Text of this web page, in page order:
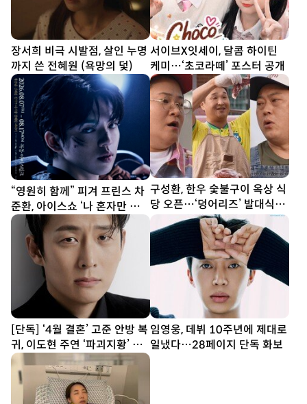
장서희 비극 시발점, 살인 누명
까지 쓴 전혜원 (욕망의 덫)
서이브X잇세이, 달콤 하이틴
케미…‘초코라떼’ 포스터 공개
“영원히 함께” 피겨 프린스 차
준환, 아이스쇼 ‘나 혼자만 레벨
업’ 출격 (종합)[DA현장]
구성환, 한우 숯불구이 옥상 식
당 오픈…‘덩어리즈’ 발대식
(나혼산)
[단독] ‘4월 결혼’ 고준 안방 복
귀, 이도현 주연 ‘파괴지황’ 합
류
임영웅, 데뷔 10주년에 제대로
일냈다…28페이지 단독 화보